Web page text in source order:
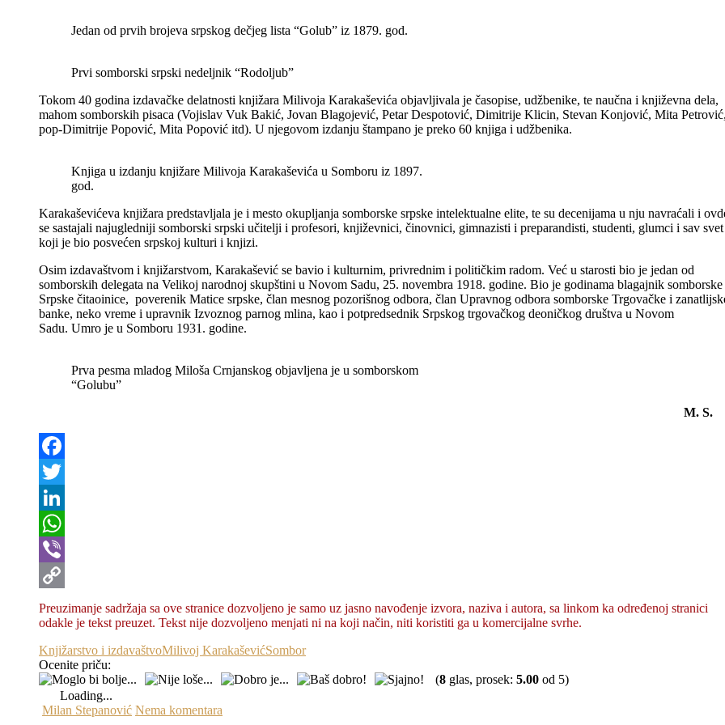
Jedan od prvih brojeva srpskog dečjeg lista “Golub” iz 1879. god.
Prvi somborski srpski nedeljnik “Rodoljub”
Tokom 40 godina izdavačke delatnosti knjižara Milivoja Karakaševića objavljivala je časopise, udžbenike, te naučna i književna dela,
mahom somborskih pisaca (Vojislav Vuk Bakić, Jovan Blagojević, Petar Despotović, Dimitrije Klicin, Stevan Konjović, Mita Petrović,
pop-Dimitrije Popović, Mita Popović itd). U njegovom izdanju štampano je preko 60 knjiga i udžbenika.
Knjiga u izdanju knjižare Milivoja Karakaševića u Somboru iz 1897.
god.
Karakaševićeva knjižara predstavljala je i mesto okupljanja somborske srpske intelektualne elite, te su decenijama u nju navraćali i
se sastajali najugledniji somborski srpski učitelji i profesori, književnici, činovnici, gimnazisti i preparandisti, studenti, glumci i sav svet
koji je bio posvećen srpskoj kulturi i knjizi.
Osim izdavaštvom i knjižarstvom, Karakašević se bavio i kulturnim, privrednim i političkim radom. Već u starosti bio je jedan od
somborskih delegata na Velikoj narodnoj skupštini u Novom Sadu, 25. novembra 1918. godine. Bio je godinama blagajnik somborske
Srpske čitaoinice, poverenik Matice srpske, član mesnog pozorišnog odbora, član Upravnog odbora somborske Trgovačke i
banke, neko vreme i upravnik Izvoznog parnog mlina, kao i potpredsednik Srpskog trgovačkog deoničkog društva u Novom
Sadu. Umro je u Somboru 1931. godine.
Prva pesma mladog Miloša Crnjanskog objavljena je u somborskom
“Golubu”
M. S.
Facebook
Twitter
LinkedIn
WhatsApp
Viber
Copy
Link
Preuzimanje sadržaja sa ove stranice dozvolјeno je samo uz jasno navođenje izvora, naziva i autora, sa linkom ka određenoj stranici
odakle je tekst preuzet. Tekst nije dozvolјeno menjati ni na koji način, niti koristiti ga u komercijalne svrhe.
Knjižarstvo i izdavaštvoMilivoj KarakaševićSombor
Ocenite priču:
(8 glas, prosek: 5.00 od 5)
Loading...
Milan Stepanović Nema komentara